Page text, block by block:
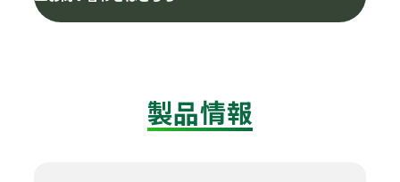
製品情報